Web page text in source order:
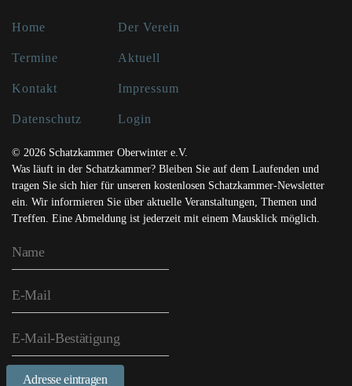
Home Der Verein
Termine Aktuell
Kontakt Impressum
Datenschutz Login
© 2026 Schatzkammer Oberwinter e.V.
Was läuft in der Schatzkammer? Bleiben Sie auf dem Laufenden und
tragen Sie sich hier für unseren kostenlosen Schatzkammer-Newsletter
ein. Wir informieren Sie über aktuelle Veranstaltungen, Themen und
Treffen. Eine Abmeldung ist jederzeit mit einem Mausklick möglich.
Adresse eintragen